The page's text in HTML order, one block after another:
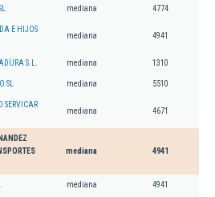
mediana 4774
E HIJOS
mediana 4941
S.L. mediana 1310
SL mediana 5510
SERVICAR
mediana 4671
mediana 4941
mediana 4941